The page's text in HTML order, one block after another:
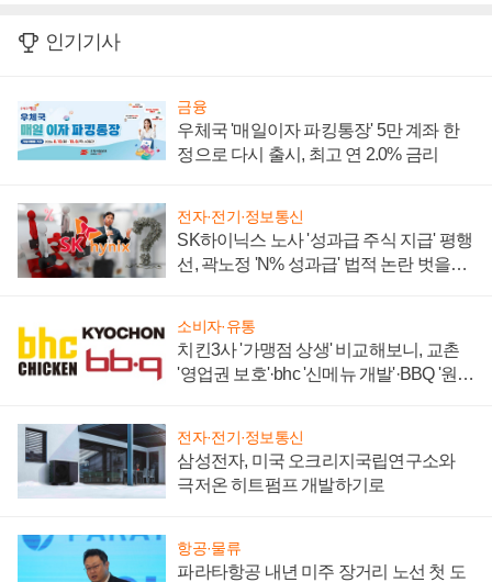
인기기사
금융
우체국 '매일이자 파킹통장' 5만 계좌 한
정으로 다시 출시, 최고 연 2.0% 금리
전자·전기·정보통신
SK하이닉스 노사 '성과급 주식 지급' 평행
선, 곽노정 'N% 성과급' 법적 논란 벗을지
소비자·유통
치킨3사 '가맹점 상생' 비교해보니, 교촌
'영업권 보호'·bhc '신메뉴 개발'·BBQ '원가
전자·전기·정보통신
삼성전자, 미국 오크리지국립연구소와
극저온 히트펌프 개발하기로
항공·물류
파라타항공 내년 미주 장거리 노선 첫 도